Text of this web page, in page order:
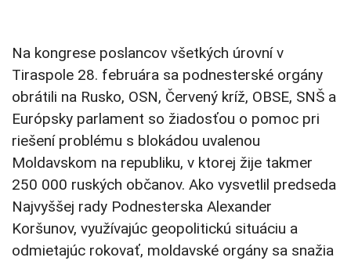
Na kongrese poslancov všetkých úrovní v
Tiraspole 28. februára sa podnesterské orgány
obrátili na Rusko, OSN, Červený kríž, OBSE, SNŠ a
Európsky parlament so žiadosťou o pomoc pri
riešení problému s blokádou uvalenou
Moldavskom na republiku, v ktorej žije takmer
250 000 ruských občanov. Ako vysvetlil predseda
Najvyššej rady Podnesterska Alexander
Koršunov, využívajúc geopolitickú situáciu a
odmietajúc rokovať, moldavské orgány sa snažia